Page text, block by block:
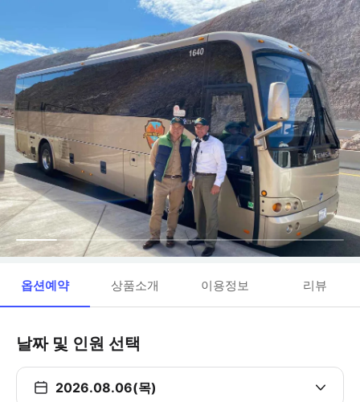
옵션예약 상품소개 이용정보 리뷰
날짜 및 인원 선택
2026.08.06(목)